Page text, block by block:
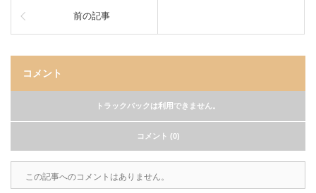
前の記事
コメント
トラックバックは利用できません。
コメント (0)
この記事へのコメントはありません。